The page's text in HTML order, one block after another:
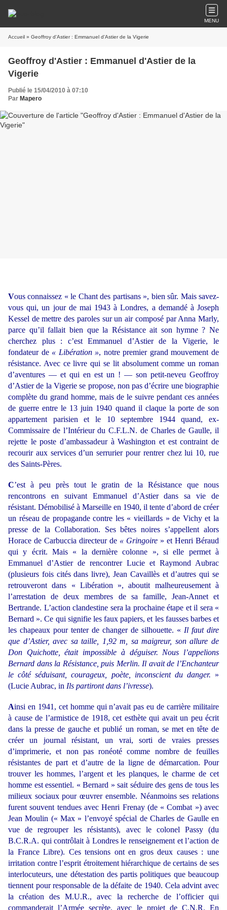
MENU
Accueil » Geoffroy d'Astier : Emmanuel d'Astier de la Vigerie
Geoffroy d'Astier : Emmanuel d'Astier de la
Vigerie
Publié le 15/04/2010 à 07:10
Par Mapero
Vous connaissez « le Chant des partisans », bien sûr. Mais savez-
vous qui, un jour de mai 1943 à Londres, a demandé à Joseph
Kessel de mettre des paroles sur un air composé par Anna Marly,
parce qu’il fallait bien que la Résistance ait son hymne ? Ne
cherchez plus : c’est Emmanuel d’Astier de la Vigerie, le
fondateur de « Libération », notre premier grand mouvement de
résistance. Avec ce livre qui se lit absolument comme un roman
d’aventures — et qui en est un ! — son petit-neveu Geoffroy
d’Astier de la Vigerie se propose, non pas d’écrire une biographie
complète du grand homme, mais de le suivre pendant ces années
de guerre entre le 13 juin 1940 quand il claque la porte de son
appartement parisien et le 10 septembre 1944 quand, ex-
Commissaire de l’Intérieur du C.F.L.N. de Charles de Gaulle, il
rejette le poste d’ambassadeur à Washington et est contraint de
recourir aux services d’un serrurier pour rentrer chez lui 10, rue
des Saints-Pères.
C’est à peu près tout le gratin de la Résistance que nous
rencontrons en suivant Emmanuel d’Astier dans sa vie de
résistant. Démobilisé à Marseille en 1940, il tente d’abord de créer
un réseau de propagande contre les « vieillards » de Vichy et la
presse de la Collaboration. Ses bêtes noires s’appellent alors
Horace de Carbuccia directeur de « Gringoire » et Henri Béraud
qui y écrit. Mais « la dernière colonne », si elle permet à
Emmanuel d’Astier de rencontrer Lucie et Raymond Aubrac
(plusieurs fois cités dans livre), Jean Cavaillès et d’autres qui se
retrouveront dans « Libération », aboutit malheureusement à
l’arrestation de deux membres de sa famille, Jean-Annet et
Bertrande. L’action clandestine sera la prochaine étape et il sera «
Bernard ». Ce qui signifie les faux papiers, et les fausses barbes et
les chapeaux pour tenter de changer de silhouette. « Il faut dire
que d’Astier, avec sa taille, 1,92 m, sa maigreur, son allure de
Don Quichotte, était impossible à déguiser. Nous l’appelions
Bernard dans la Résistance, puis Merlin. Il avait de l’Enchanteur
le côté séduisant, courageux, poète, inconscient du danger. »
(Lucie Aubrac, in Ils partiront dans l’ivresse).
Ainsi en 1941, cet homme qui n’avait pas eu de carrière militaire
à cause de l’armistice de 1918, cet esthète qui avait un peu écrit
dans la presse de gauche et publié un roman, se met en tête de
créer un journal résistant, un vrai, sorti de vraies presses
d’imprimerie, et non pas ronéoté comme nombre de feuilles
résistantes de part et d’autre de la ligne de démarcation. Pour
trouver les hommes, l’argent et les planques, le charme de cet
homme est essentiel. « Bernard » sait séduire des gens de tous les
milieux sociaux pour œuvrer ensemble. Néanmoins ses relations
furent souvent tendues avec Henri Frenay (de « Combat ») avec
Jean Moulin (« Max » l’envoyé spécial de Charles de Gaulle en
vue de regrouper les résistants), avec le colonel Passy (du
B.C.R.A. qui contrôlait à Londres le renseignement et l’action de
la France Libre). Ces tensions ont en gros deux causes : une
irritation contre l’esprit étroitement hiérarchique de certains de ses
interlocuteurs, une détestation des partis politiques que beaucoup
tiennent pour responsable de la défaite de 1940. Cela advint avec
la création des M.U.R., avec la recherche de l’officier qui
commanderait l’Armée secrète, avec le projet de C.N.R. En